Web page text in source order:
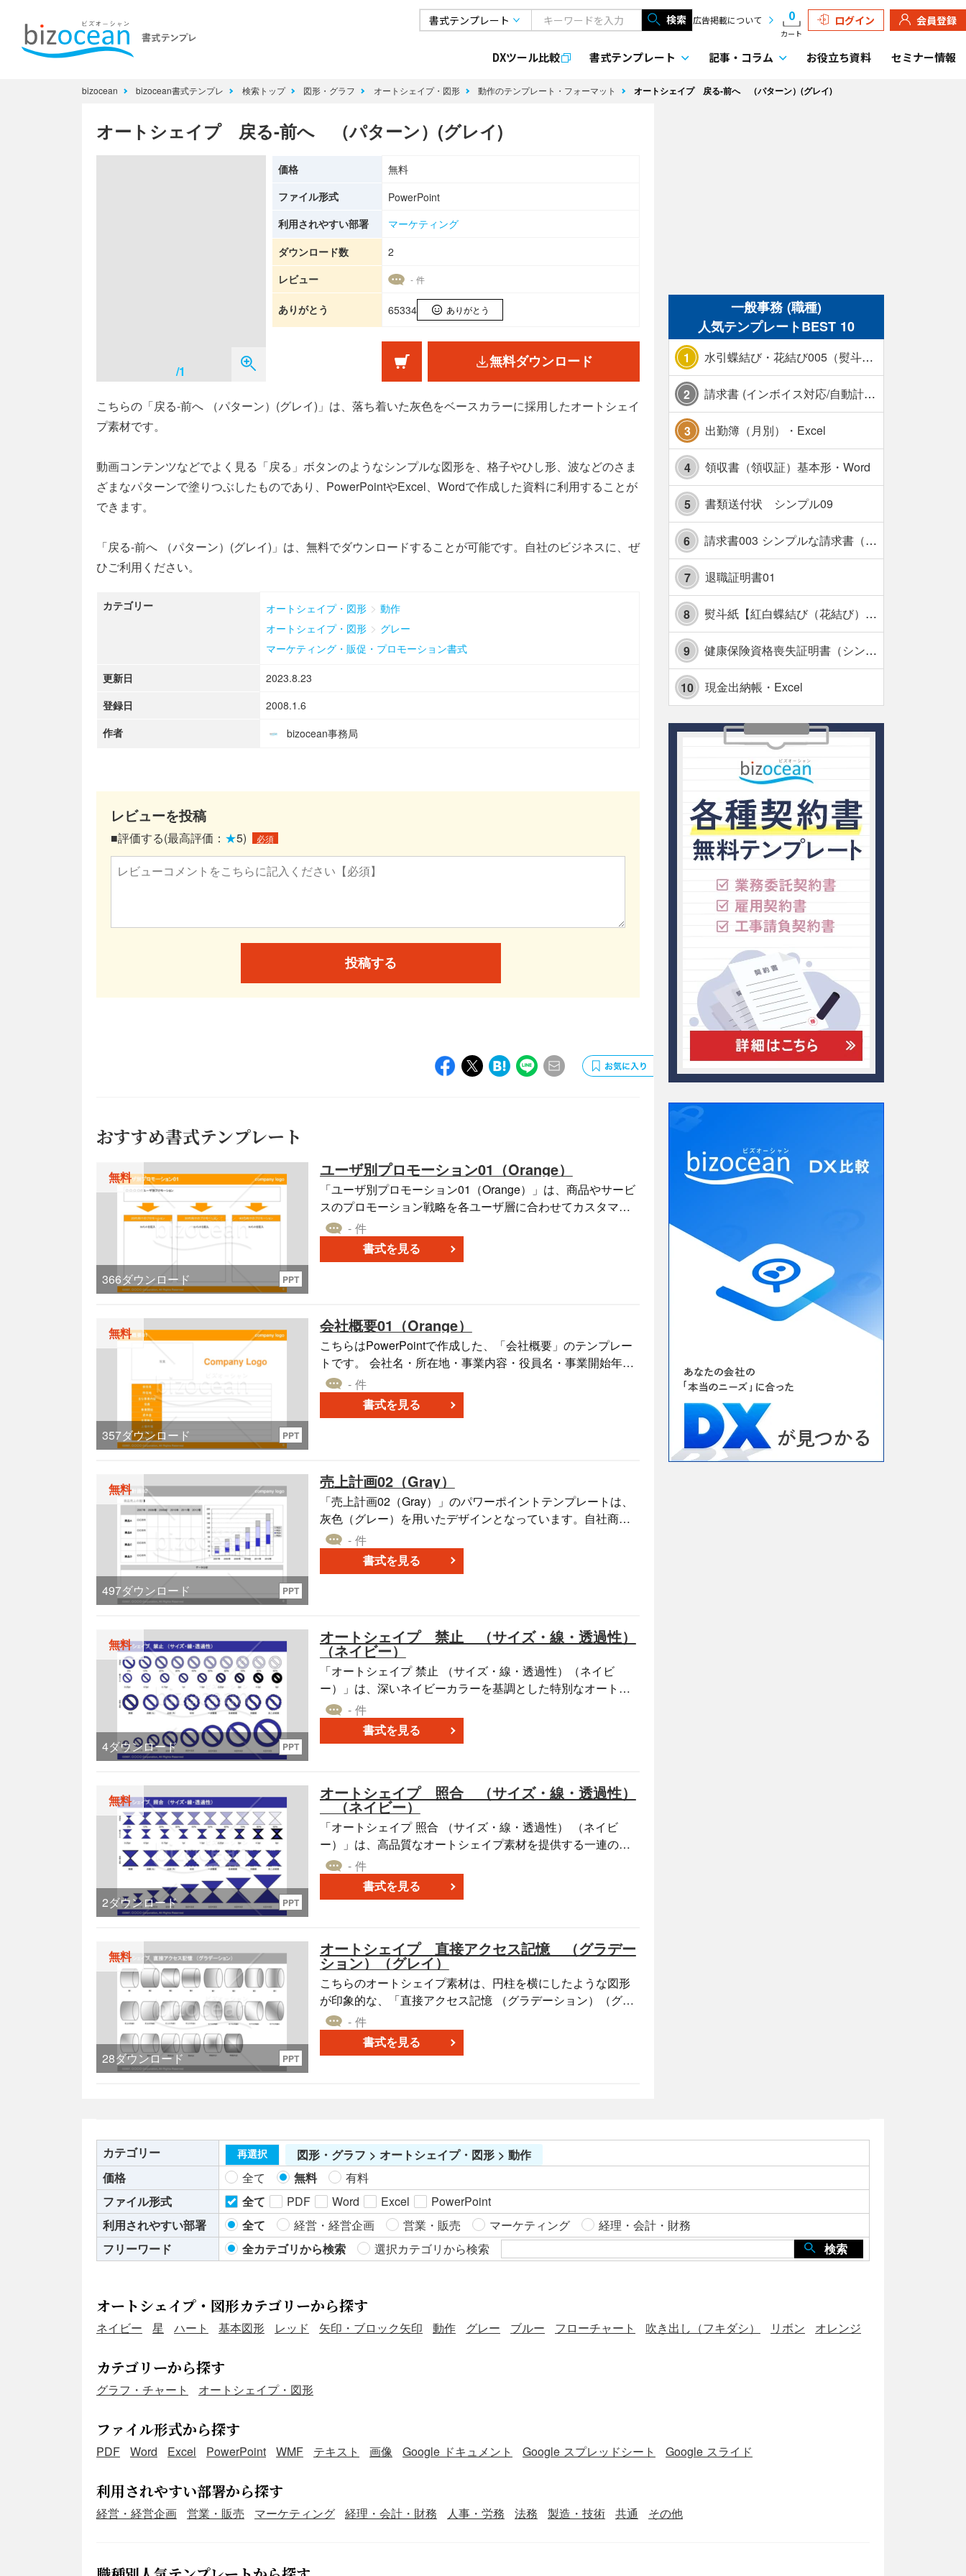
検索 広告掲載について 0
カート
ログイン 会員登録
DXツール比較 書式テンプレート 記事・ コラム お役立ち資料 セミナー情報
bizocean bizocean書式テンプレ 検索トップ 図形・グラフ オートシェイプ・図形 動作のテンプレート・フォーマット オートシェイプ 戻る-前へ （パターン）(グレイ)
オートシェイプ 戻る-前へ （パターン）(グレイ)
/1
価格
無料
ファイル形式
PowerPoint
利用されやすい部署
マーケティング
ダウンロード数
2
レビュー
- 件
ありがとう 65334 ありがとう
無料ダウンロード
こちらの「戻る-前へ （パターン）(グレイ)」は、落ち着いた灰色をベースカラーに採用したオートシェイ
プ素材です。
動画コンテンツなどでよく見る「戻る」ボタンのようなシンプルな図形を、格子やひし形、波などのさま
ざまなパターンで塗りつぶしたものであり、PowerPointやExcel、Wordで作成した資料に利用することが
できます。
「戻る-前へ （パターン）(グレイ)」は、無料でダウンロードすることが可能です。自社のビジネスに、ぜ
ひご利用ください。
カテゴリー オートシェイプ・図形 > 動作
オートシェイプ・図形 > グレー
マーケティング・販促・プロモーション書式
更新日
2023.8.23
登録日
2008.1.6
作者
bizocean事務局
レビューを投稿
■評価する(最高評価： ★5) 必須
投稿する
おすすめ書式テンプレート
無料
366ダウンロード PPT
ユーザ別プロモーション01（Orange）
「ユーザ別プロモーション01（Orange）」は、商品やサービ
スのプロモーション戦略を各ユーザ層に合わせてカスタマイ
ズする際に役立つ、橙色（オレンジ）をベースにしたパワー
ポイントテンプレートです。マーケティング計画や販促企画
の際に特に便利であり、多様な顧客層に対して効率よくアプ
す。
- 件
書式を見る
無料
357ダウンロード PPT
会社概要01（Orange）
こちらはPowerPointで作成した、「会社概要」のテンプレー
トです。 会社名・所在地・事業内容・役員名・事業開始年
度・資本金・主要株主・上場市場・従業員数・関連会社など
を記入できる仕様となっており、画像やカンパニーロゴを貼
り付けることもできます。 明るいオレンジのアクセントが特
- 件
書式を見る
無料
497ダウンロード PPT
売上計画02（Gray）
「売上計画02（Gray）」のパワーポイントテンプレートは、
灰色（グレー）を用いたデザインとなっています。自社商品
の6年間にわたる売上の推移を、表とグラフを用いて視覚的に
表示することができます。売上の変化に見られるデータ分析
を簡潔に記載できるので、ビジネスの企画書や提案書におい
するツールとして、ぜひご活用ください。
- 件
書式を見る
無料
4ダウンロード PPT
オートシェイプ 禁止 （サイズ・線・透過性）
（ネイビー）
「オートシェイプ 禁止 （サイズ・線・透過性）（ネイビ
ー）」は、深いネイビーカラーを基調とした特別なオートシ
ェイプコレクションとなっています。このコレクションで
は、さまざまなサイズのオートシェイプや、異なる線の太さ
や種類、そして透過性のバリエーションを豊富に取り揃えて
与えることが可能です。是非、無料ダウンロードのサービス
を活用し、資料作成の幅を広げてみてください。
- 件
書式を見る
無料
2ダウンロード PPT
オートシェイプ 照合 （サイズ・線・透過性）
（ネイビー）
「オートシェイプ 照合 （サイズ・線・透過性） （ネイビ
ー）」は、高品質なオートシェイプ素材を提供する一連のコ
レクションの一部です。これらの素材は、ネイビーという深
みのある色彩を特徴としており、パワーポイント、エクセ
ル、ワードなどのドキュメント作成ツールで使用するための
て、あなたのメッセージをはっきりと伝えることが可能で
す。その多様性と汎用性により、これらの素材は多くの種類
のプレゼンテーションや文書に適しています。 あなたのドキ
ュメント作成がさらに楽しく、効率的になるように、これら
のオートシェイプ素材を無料でダウンロードして利用してみ
てください。プロフェッショナルな仕上がりを得ることがで
き、視覚的な一貫性を保つために、様々なパターンを使用し
- 件
書式を見る
無料
28ダウンロード PPT
オートシェイプ 直接アクセス記憶 （グラデー
ション）（グレイ）
こちらのオートシェイプ素材は、円柱を横にしたような図形
が印象的な、「直接アクセス記憶 （グラデーション）（グレ
イ）」です。ベースカラーに灰色を使い、多彩なグラデーシ
ョンパターンで作成しました。 本素材はフローチャートで使
われる、ハードドライブ内でデータが格納される場所を表す
- 件
書式を見る
一般事務 (職種)
人気テンプレートBEST 10
1 水引蝶結び・花結び005（熨斗あり）
2 請求書 (インボイス対応/自動計算/A4 縦) カラー 使い方解説あり
3 出勤簿（月別）・Excel
4 領収書（領収証）基本形・Word
5 書類送付状 シンプル09
6 請求書003 シンプルな請求書（消費税10％対応）
7 退職証明書01
8 熨斗紙【紅白蝶結び（花結び）・水引7本】・Excel
9 健康保険資格喪失証明書（シンプル表形式版）・Excel【見本付き】
10 現金出納帳・Excel
カテゴリー 再選択
図形・グラフ > オートシェイプ・図形 > 動作
価格
全て 無料
有料
ファイル形式
全て PDF Word Excel
PowerPoint
利用されやすい部署
全て 経営・経営企画 営業・販売 マーケティング
経理・会計・財務
フリーワード
全カテゴリから検索 選択カテゴリから検索 検索
オートシェイプ・図形カテゴリーから探す
ネイビー 星 ハート 基本図形 レッド 矢印・ブロック矢印 動作 グレー ブルー フローチャート 吹き出し（フキダシ） リボン オレンジ
カテゴリーから探す
グラフ・チャート オートシェイプ・図形
ファイル形式から探す
PDF Word Excel PowerPoint WMF テキスト 画像 Google ドキュメント Google スプレッドシート Google スライド
利用されやすい部署から探す
経営・経営企画 営業・販売 マーケティング 経理・会計・財務 人事・労務 法務 製造・技術 共通 その他